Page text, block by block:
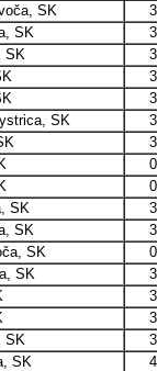
SK
SK
SK
SK
SK
SK
SK
SK
SK
SK